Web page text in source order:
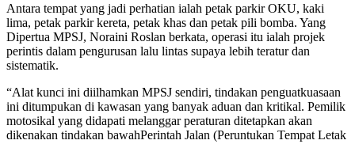
Antara tempat yang jadi perhatian ialah petak parkir OKU, kaki
lima, petak parkir kereta, petak khas dan petak pili bomba. Yang
Dipertua MPSJ, Noraini Roslan berkata, operasi itu ialah projek
perintis dalam pengurusan lalu lintas supaya lebih teratur dan
sistematik.
“Alat kunci ini diilhamkan MPSJ sendiri, tindakan penguatkuasaan
ini ditumpukan di kawasan yang banyak aduan dan kritikal. Pemilik
motosikal yang didapati melanggar peraturan ditetapkan akan
dikenakan tindakan bawahPerintah Jalan (Peruntukan Tempat Letak